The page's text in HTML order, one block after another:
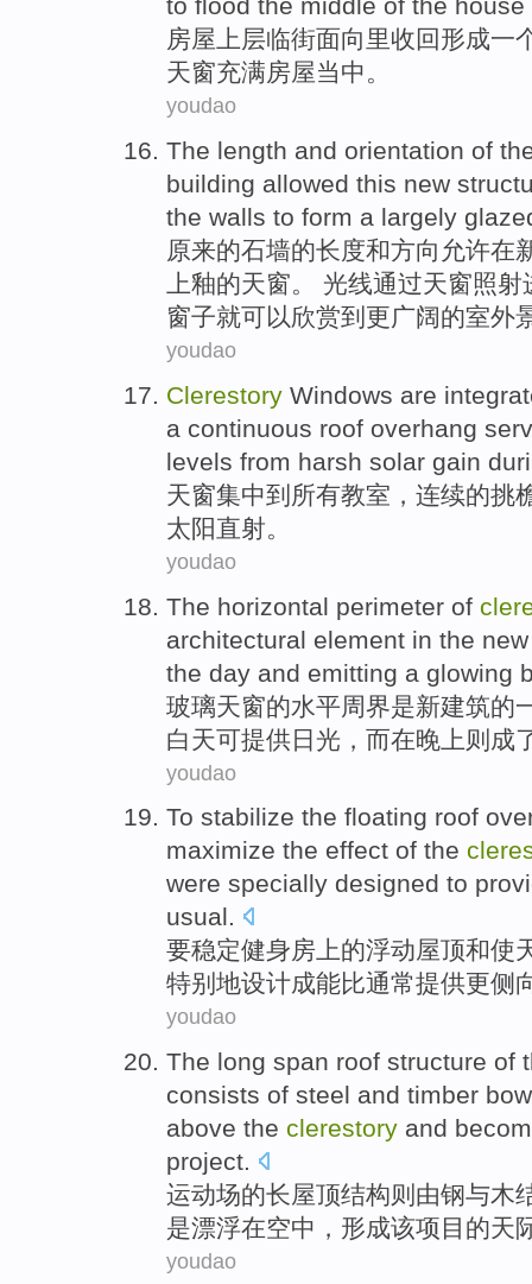
to flood the middle of the
房屋 上层临街面向 里收回 形成一
天窗充满房屋当中。
youdao
The length and orientation of
building allowed this new
the walls to form a largely
原来的石墙的长度和方向 允许在
上釉的天窗。 光线通过天窗照
窗子就可以欣赏到 更广阔的室外
youdao
Clerestory Windows are
a continuous roof overhang
levels from harsh solar gain
天窗集中到 所有教室 ， 连续的挑
太阳直射。
youdao
The horizontal perimeter of
architectural element in the new
the day and emitting a glowing
玻璃天窗的水平周界是新建筑的
白天可提供日光 ， 而在晚上则成
youdao
To stabilize the floating roof
maximize the effect of the
were specially designed to
usual.
要稳定健身房 上的浮动屋顶和使
特别地设计成能比通常提供更侧
youdao
The long span roof structure of
consists of steel and timber
above the clerestory and
project.
运动场的长屋顶结构则 由钢与木
是漂浮在空中 ，形成该项目的天
youdao